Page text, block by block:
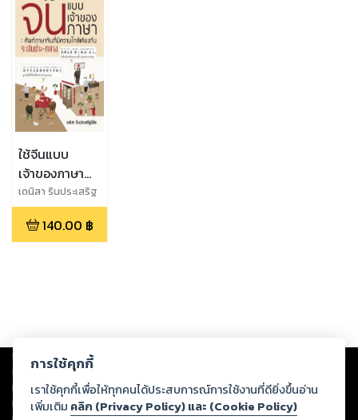
ใช้จีนแบบ
เจ้าของภาษา
ศัพท์ภาษาจีนที่
มีความใกล้เคียง
กัน ระดับต้น-
เดนิสา รินประเสริฐ
มีชัย
140.00 ฿
Copyright © 2026
ต่อผลงานหรือเนื้อหาใดที่อัปโหลดผ่านเว็บไซต์และปรากฏว่าละเมิดสิทธิใน
ทรัพย์สินทางปัญญาของบุคคลอื่นหรือขัดต่อกฎหมายและศีลธรรม ดังนั้น ผู้อ่าน
ทุกท่านโปรดใช้วิจารณญาณในการกลั่นกรองด้วยตนเอง และหากท่านพบว่าส่วน
การใช้คุกกี้
เราใช้คุกกี้เพื่อให้ทุกคนได้ประสบการณ์การใช้งานที่ดียิ่งขึ้นอ่าน
เพิ่มเติม คลิก (Privacy Policy) และ (Cookie Policy)